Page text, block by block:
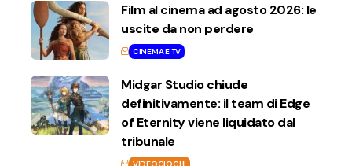
Film al cinema ad agosto 2026: le
uscite da non perdere
CINEMA E TV
Midgar Studio chiude
definitivamente: il team di Edge
of Eternity viene liquidato dal
tribunale
VIDEOGIOCHI